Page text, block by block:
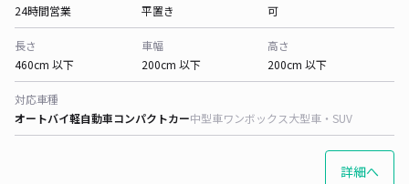
24時間営業
平置き
可
長さ
460cm 以下
車幅
200cm 以下
高さ
200cm 以下
対応車種
オートバイ軽自動車コンパクトカー中型車ワンボックス大型車・SUV
詳細へ